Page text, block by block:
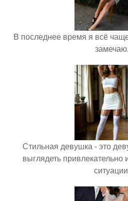
В последнее время я всё
замечаю.
Стильная девушка - это
выглядеть привлекательно